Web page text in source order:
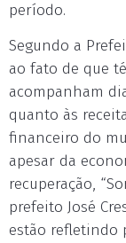
período.
Segundo a
ao fato de que
acompanham
quanto às
financeiro do
apesar da
recuperação,
prefeito José
estão refletindo